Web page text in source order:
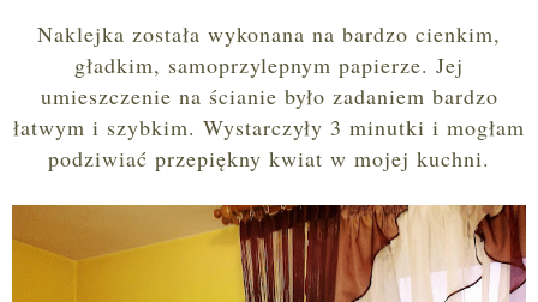
Naklejka została wykonana na bardzo cienkim,
gładkim, samoprzylepnym papierze. Jej
umieszczenie na ścianie było zadaniem bardzo
łatwym i szybkim. Wystarczyły 3 minutki i mogłam
podziwiać przepiękny kwiat w mojej kuchni.